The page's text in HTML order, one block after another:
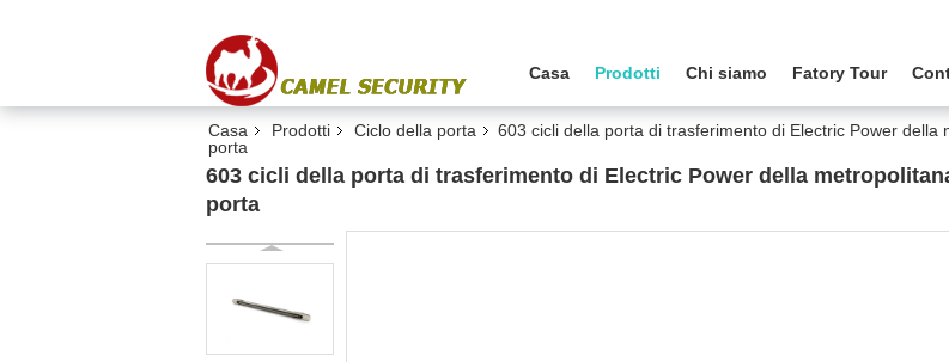
Casa Prodotti Chi siamo Fatory Tour
Casa Prodotti Ciclo della porta
603 cicli della porta di trasferimento di Electric Power
porta
603 cicli della porta di trasferimento di Electric Power della
porta